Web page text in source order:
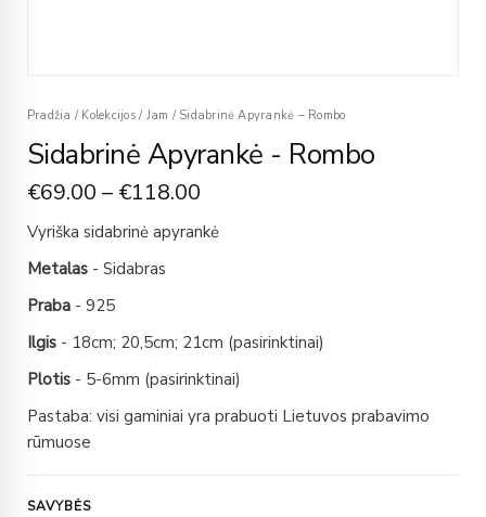
Pradžia / Kolekcijos / Jam /Sidabrinė Apyrankė – Rombo
Sidabrinė Apyrankė - Rombo
€69.00 – €118.00
Vyriška sidabrinė apyrankė
Metalas - Sidabras
Praba - 925
Ilgis - 18cm; 20,5cm; 21cm (pasirinktinai)
Plotis - 5-6mm (pasirinktinai)
Pastaba: visi gaminiai yra prabuoti Lietuvos prabavimo
rūmuose
SAVYBĖS